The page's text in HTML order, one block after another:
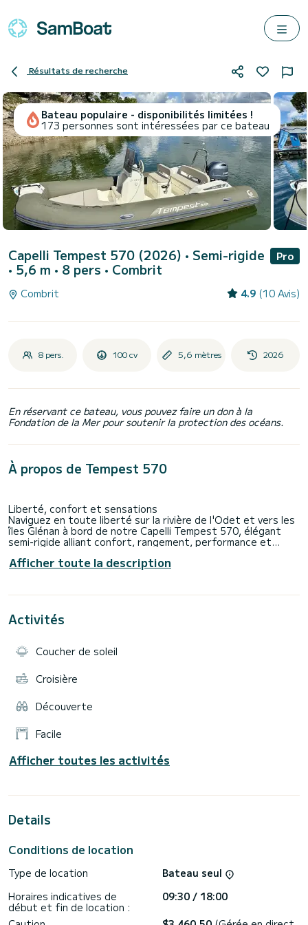
Résultats de recherche
Bateau populaire - disponibilités limitées !
173 personnes sont intéressées par ce bateau
Capelli Tempest 570 (2026) • Semi-rigide
• 5,6 m • 8 pers • Combrit
Pro
Combrit 4.9 (10 Avis)
8 pers. 100 cv 5,6 mètres 2026
En réservant ce bateau, vous pouvez faire un don à la
Fondation de la Mer pour soutenir la protection des océans.
À propos de Tempest 570
Liberté, confort et sensations
Naviguez en toute liberté sur la rivière de l'Odet et vers les
îles Glénan à bord de notre Capelli Tempest 570, élégant
semi-rigide alliant confort, rangement, performance et
👥 Capacité recommandée : 4 à 6 personnes 👥
🧭 Equipements à bord 🧭
GPS / Sondeur couleur Garmin 7" tactile
Porte cannes (x2)
Prise USB / 12V / allume cigare
Banquette arrière confortable
Circulation fluide à bord
Accès facile à l'eau pour la baignade
Afficher toute la description
Activités
Coucher de soleil
Croisière
Découverte
Facile
Afficher toutes les activités
Details
Conditions de location
Type de location
Bateau seul
Horaires indicatives de
début et fin de location :
09:30 / 18:00